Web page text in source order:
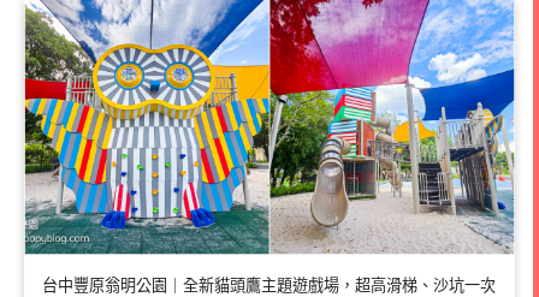
台中豐原翁明公園｜全新貓頭鷹主題遊戲場，超高滑梯、沙坑一次